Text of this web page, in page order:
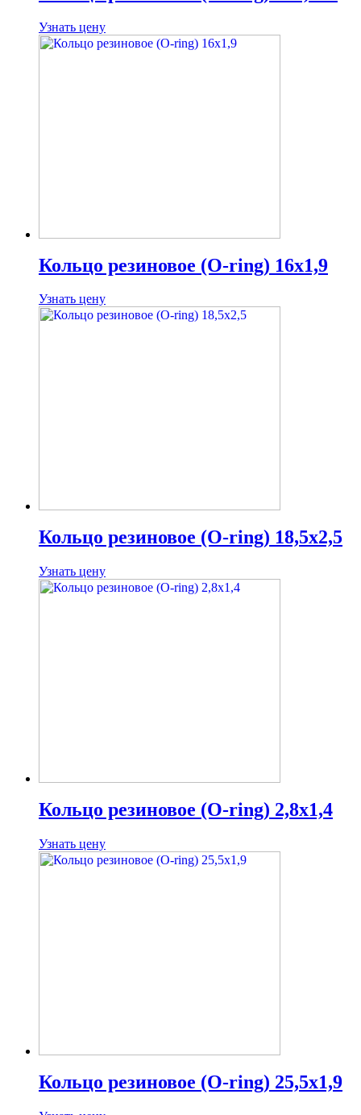
Узнать цену
Кольцо резиновое (O-ring) 16х1,9
Узнать цену
Кольцо резиновое (O-ring) 18,5х2,5
Узнать цену
Кольцо резиновое (O-ring) 2,8х1,4
Узнать цену
Кольцо резиновое (O-ring) 25,5х1,9